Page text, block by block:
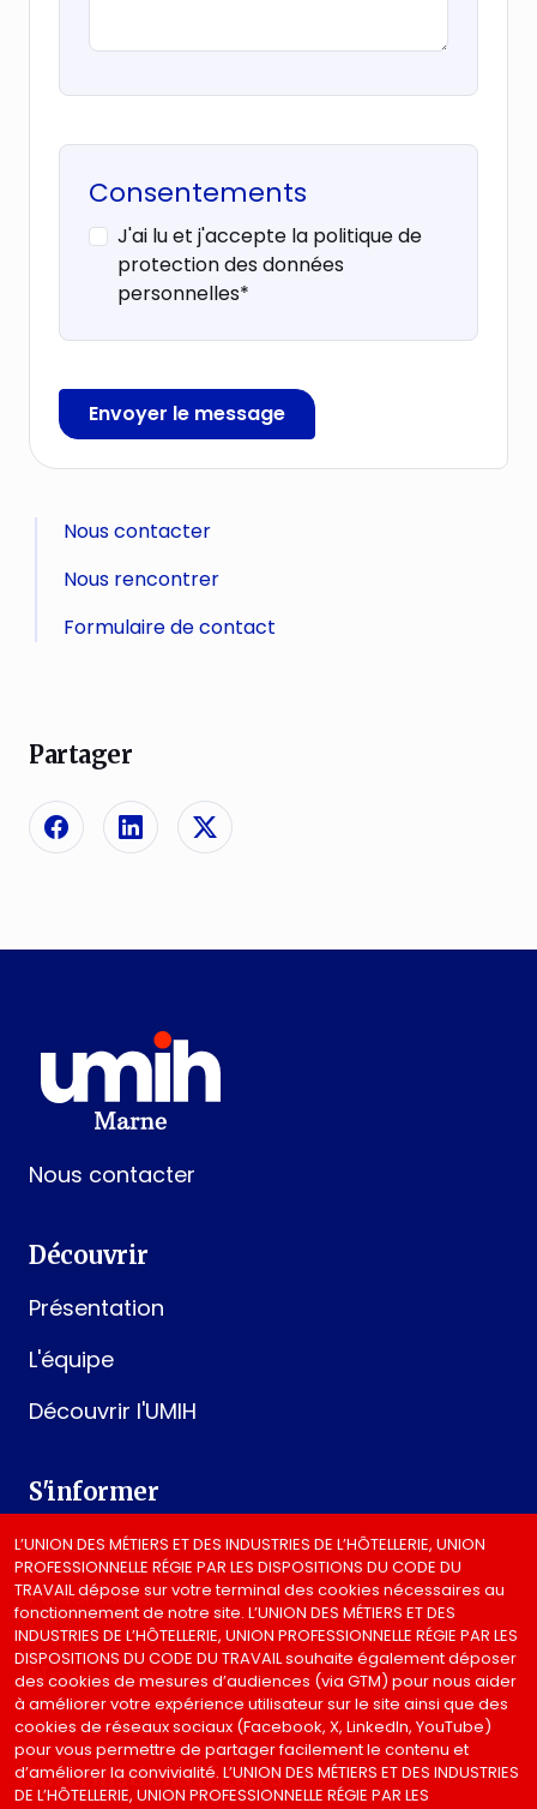
Consentements
J'ai lu et j'accepte la politique de
protection des données
personnelles*
Envoyer le message
Nous contacter
Nous rencontrer
Formulaire de contact
Partager
Partager sur Facebook
Partager sur Linkedin
Partager sur X
Nous contacter
Découvrir
Présentation
L'équipe
Découvrir l'UMIH
S'informer
Actualités
Partenaires
Nous suivre
Informations légales
L’UNION DES MÉTIERS ET DES INDUSTRIES DE L’HÔTELLERIE, UNION
PROFESSIONNELLE RÉGIE PAR LES DISPOSITIONS DU CODE DU
TRAVAIL dépose sur votre terminal des cookies nécessaires au
fonctionnement de notre site. L’UNION DES MÉTIERS ET DES
INDUSTRIES DE L’HÔTELLERIE, UNION PROFESSIONNELLE RÉGIE PAR LES
DISPOSITIONS DU CODE DU TRAVAIL souhaite également déposer
des cookies de mesures d’audiences (via GTM) pour nous aider
à améliorer votre expérience utilisateur sur le site ainsi que des
cookies de réseaux sociaux (Facebook, X, LinkedIn, YouTube)
pour vous permettre de partager facilement le contenu et
d’améliorer la convivialité. L’UNION DES MÉTIERS ET DES INDUSTRIES
DE L’HÔTELLERIE, UNION PROFESSIONNELLE RÉGIE PAR LES